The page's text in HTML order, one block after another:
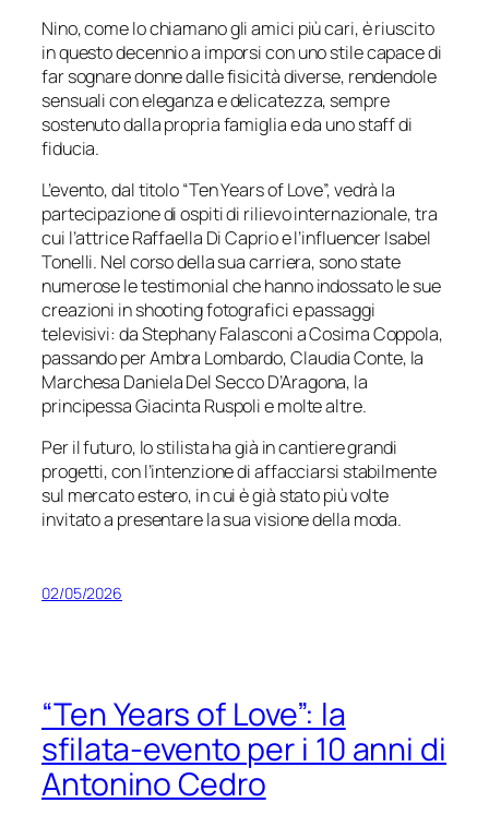
Nino, come lo chiamano gli amici più cari, è riuscito
in questo decennio a imporsi con uno stile capace di
far sognare donne dalle fisicità diverse, rendendole
sensuali con eleganza e delicatezza, sempre
sostenuto dalla propria famiglia e da uno staff di
fiducia.
L’evento, dal titolo “Ten Yearsof Love”, vedrà la
partecipazione di ospiti di rilievo internazionale, tra
cui l’attrice Raffaella Di Caprio e l’influencer Isabel
Tonelli. Nel corso della sua carriera, sono state
numerose le testimonial che hanno indossato le sue
creazioni in shooting fotografici e passaggi
televisivi: da Stephany Falasconi a Cosima Coppola,
passando per Ambra Lombardo, Claudia Conte, la
Marchesa Daniela Del Secco D’Aragona, la
principessa Giacinta Ruspoli e molte altre.
Per il futuro, lo stilista ha già in cantiere grandi
progetti, con l’intenzione di affacciarsi stabilmente
sul mercato estero, in cui è già stato più volte
invitato a presentare la sua visione della moda.
02/05/2026
“Ten Years of Love”: la
sfilata-evento per i 10 anni di
Antonino Cedro